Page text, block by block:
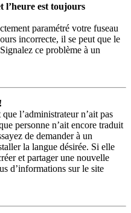
l’heure est toujours
paramétré votre fuseau
incorrecte, il se peut que le
ce problème à un
l’administrateur n’ait pas
personne n’ait encore traduit
de demander à un
la langue désirée. Si elle
et partager une nouvelle
d’informations sur le site